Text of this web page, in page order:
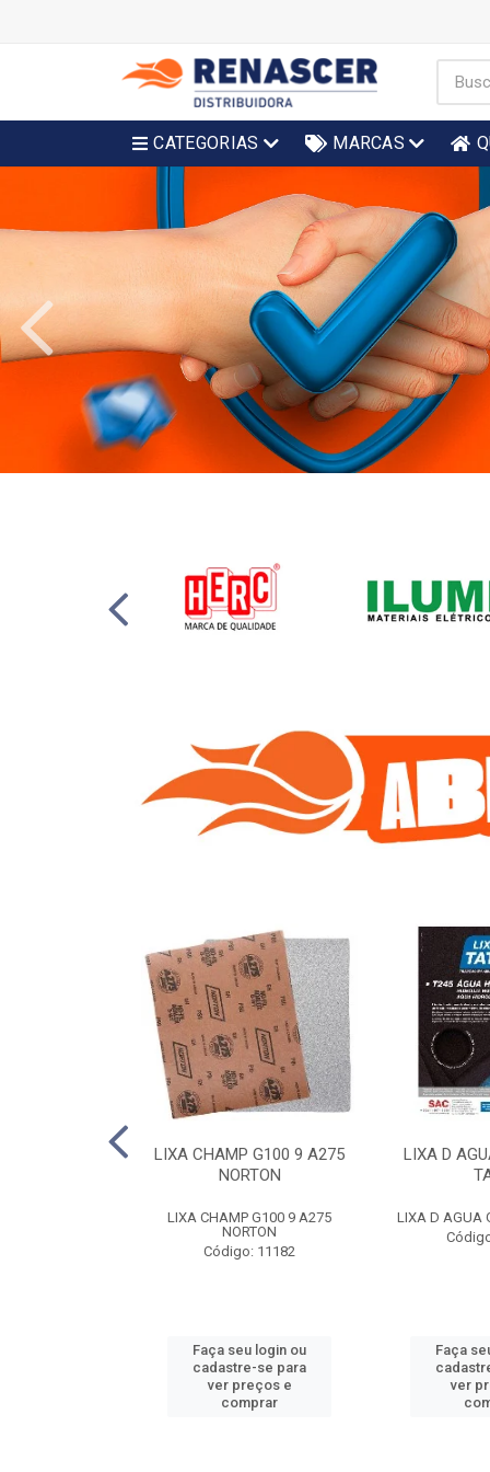
CATEGORIAS MARCAS
LIXA CHAMP G100 9 A275
NORTON
LIXA CHAMP G100 9 A275
NORTON
Código: 11182
Faça seu login ou
cadastre-se para
ver preços e
comprar
LIXA D
LIXA D AGUA
Faça
ver